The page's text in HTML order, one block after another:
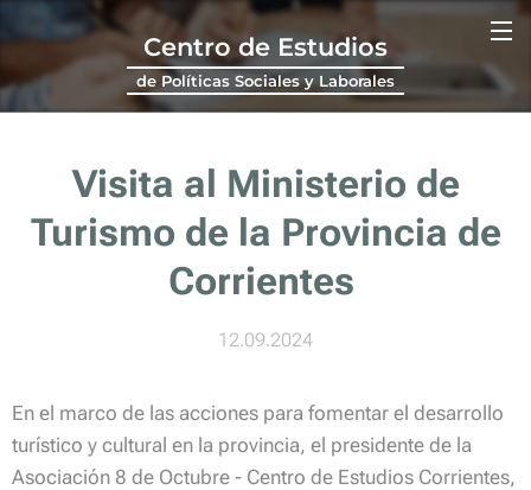
Centro de Estudios
de Políticas Sociales y Laborales
Visita al Ministerio de
Turismo de la Provincia de
Corrientes
12.09.2024
En el marco de las acciones para fomentar el desarrollo
turístico y cultural en la provincia, el presidente de la
Asociación 8 de Octubre - Centro de Estudios Corrientes,